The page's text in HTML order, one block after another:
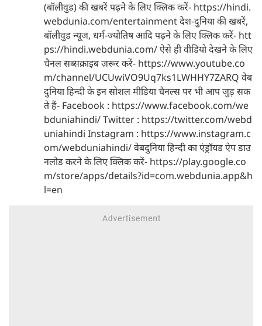
(बॉलीवुड) की खबरें पढ़ने के लिए क्लिक करें- https://hindi.
webdunia.com/entertainment देश-दुनिया की खबरें,
बॉलीवुड न्यूज, धर्म-ज्योतिष आदि पढ़ने के लिए क्लिक करें- htt
ps://hindi.webdunia.com/ ऐसे ही वीडियो देखने के लिए
चैनल सब्सक्राइब ज़रूर करें- https://www.youtube.co
m/channel/UCUwiVO9Uq7ks1LWHHY7ZARQ वेब
दुनिया हिन्दी के इन सोशल मीडिया चैनल्स पर भी आप जुड़ सक
ते हैं- Facebook : https://www.facebook.com/we
bduniahindi/ Twitter : https://twitter.com/webd
uniahindi Instagram : https://www.instagram.c
om/webduniahindi/ वेबदुनिया हिन्दी का एंड्रॉयड ऐप डाउ
नलोड करने के लिए क्लिक करें- https://play.google.co
m/store/apps/details?id=com.webdunia.app&h
l=en